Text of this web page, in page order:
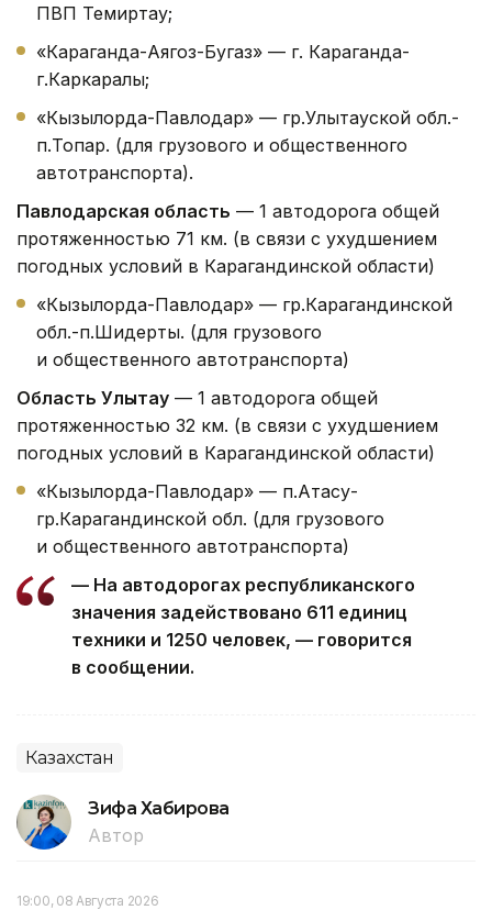
ПВП Темиртау;
«Караганда-Аягоз-Бугаз» — г. Караганда-
г.Каркаралы;
«Кызылорда-Павлодар» — гр.Улытауской обл.-
п.Топар. (для грузового и общественного
автотранспорта).
Павлодарская область — 1 автодорога общей
протяженностью 71 км. (в связи с ухудшением
погодных условий в Карагандинской области)
«Кызылорда-Павлодар» — гр.Карагандинской
обл.-п.Шидерты. (для грузового
и общественного автотранспорта)
Область Улытау — 1 автодорога общей
протяженностью 32 км. (в связи с ухудшением
погодных условий в Карагандинской области)
«Кызылорда-Павлодар» — п.Атасу-
гр.Карагандинской обл. (для грузового
и общественного автотранспорта)
— На автодорогах республиканского
значения задействовано 611 единиц
техники и 1250 человек, — говорится
в сообщении.
Казахстан
Зифа Хабирова
Автор
19:00, 08 Августа 2026